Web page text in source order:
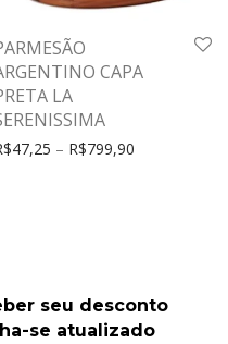
CAPA
LA
47,25 – R$799,90
seu desconto
se atualizado